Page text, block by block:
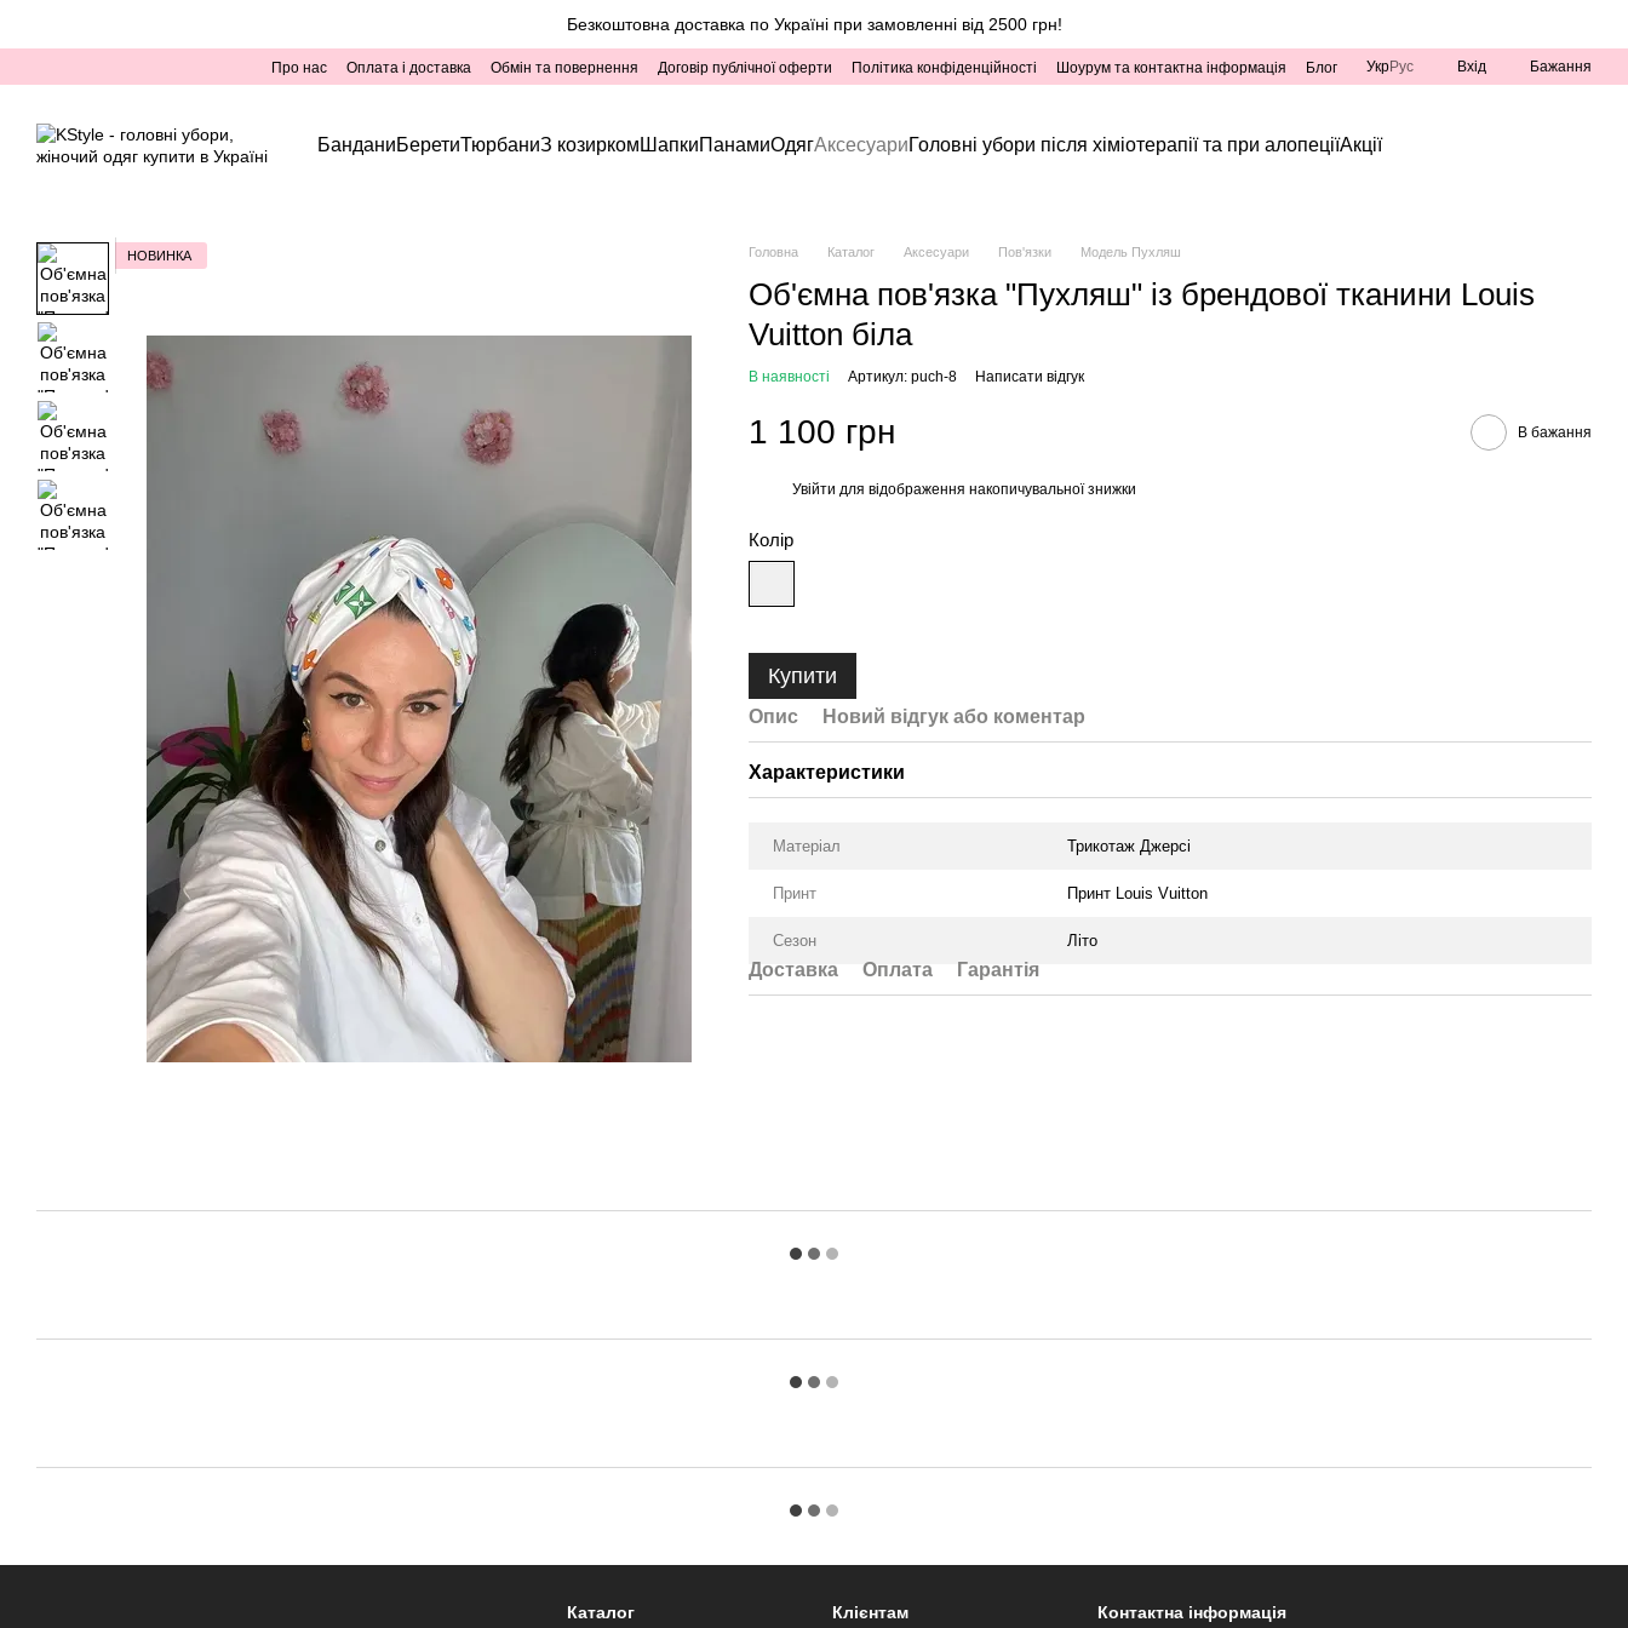
Безкоштовна доставка по Україні при замовленні від 2500 грн!
Про нас Оплата і доставка Обмін та повернення Договір публічної оферти Політика конфіденційності Шоурум та контактна інформація Блог УкрРус Вхід Бажання
БанданиБеретиТюрбаниЗ козирком ШапкиПанамиОдягАксесуариГоловні убори після хіміотерапії та при алопеціїАкції
НОВИНКА Головна Каталог Аксесуари Пов'язки Модель Пухляш
Об'ємна пов'язка "Пухляш" із брендової тканини Louis
Vuitton біла
В наявності Артикул: puch-8 Написати відгук
1 100 грн В бажання
Увійти для відображення накопичувальної знижки
Колір
Купити
Опис Новий відгук або коментар
Характеристики
Матеріал Трикотаж Джерсі
Принт Принт Louis Vuitton
Сезон Літо
Доставка Оплата Гарантія
Каталог Клієнтам Контактна інформація